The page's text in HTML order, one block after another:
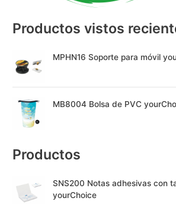
Productos vistos
MPHN16 Soporte para móvil
MB8004 Bolsa de PVC
Productos
SNS200 Notas adhesivas con
yourChoice